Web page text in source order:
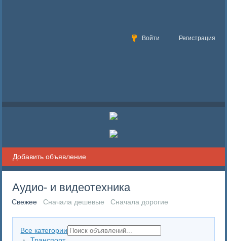
Войти Регистрация
Добавить объявление
Аудио- и видеотехника
Свежее Сначала дешевые Сначала дорогие
Все категории